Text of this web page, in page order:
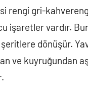
rengi gri-
işaretler vardır.
dönüşür.
ve kuyruğundan